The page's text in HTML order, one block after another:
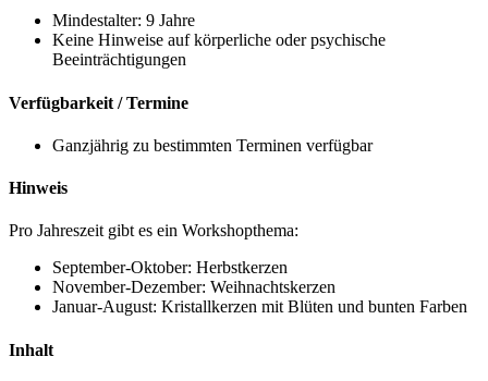
Mindestalter: 9 Jahre
Keine Hinweise auf körperliche oder psychische
Beeinträchtigungen
Verfügbarkeit / Termine
Ganzjährig zu bestimmten Terminen verfügbar
Hinweis
Pro Jahreszeit gibt es ein Workshopthema:
September-Oktober: Herbstkerzen
November-Dezember: Weihnachtskerzen
Januar-August: Kristallkerzen mit Blüten und bunten Farben
Inhalt